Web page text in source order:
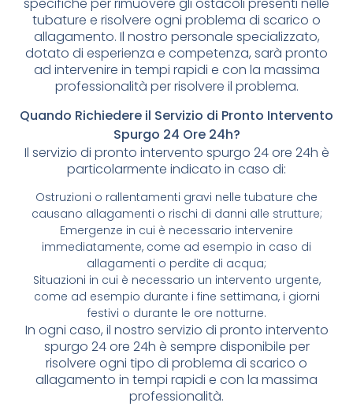
specifiche per rimuovere gli ostacoli presenti nelle
tubature e risolvere ogni problema di scarico o
allagamento. Il nostro personale specializzato,
dotato di esperienza e competenza, sarà pronto
ad intervenire in tempi rapidi e con la massima
professionalità per risolvere il problema.
Quando Richiedere il Servizio di Pronto Intervento
Spurgo 24 Ore 24h?
Il servizio di pronto intervento spurgo 24 ore 24h è
particolarmente indicato in caso di:
Ostruzioni o rallentamenti gravi nelle tubature che
causano allagamenti o rischi di danni alle strutture;
Emergenze in cui è necessario intervenire
immediatamente, come ad esempio in caso di
allagamenti o perdite di acqua;
Situazioni in cui è necessario un intervento urgente,
come ad esempio durante i fine settimana, i giorni
festivi o durante le ore notturne.
In ogni caso, il nostro servizio di pronto intervento
spurgo 24 ore 24h è sempre disponibile per
risolvere ogni tipo di problema di scarico o
allagamento in tempi rapidi e con la massima
professionalità.